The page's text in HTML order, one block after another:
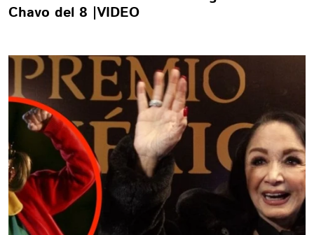
Chavo del 8 |VIDEO